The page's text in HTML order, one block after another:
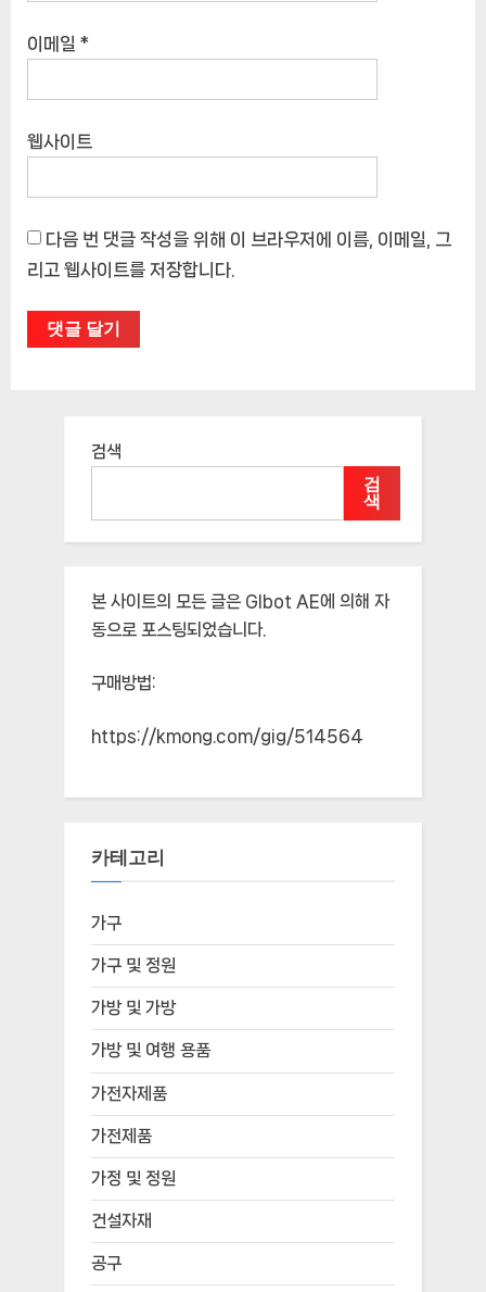
이메일 *
웹사이트
다음 번 댓글 작성을 위해 이 브라우저에 이름, 이메일, 그
리고 웹사이트를 저장합니다.
검색
검
색
본 사이트의 모든 글은 Glbot AE에 의해 자
동으로 포스팅되었습니다.
구매방법:
https://kmong.com/gig/514564
카테고리
가구
가구 및 정원
가방 및 가방
가방 및 여행 용품
가전자제품
가전제품
가정 및 정원
건설자재
공구